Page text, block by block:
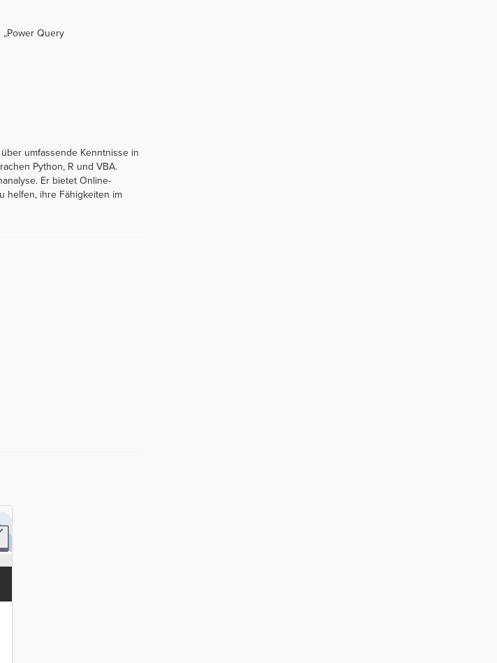
Query
umfassende Kenntnisse in
Python, R und VBA.
Er bietet Online-
helfen, ihre Fähigkeiten im